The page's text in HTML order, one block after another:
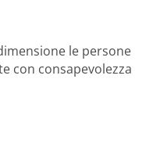
le persone
con consapevolezza